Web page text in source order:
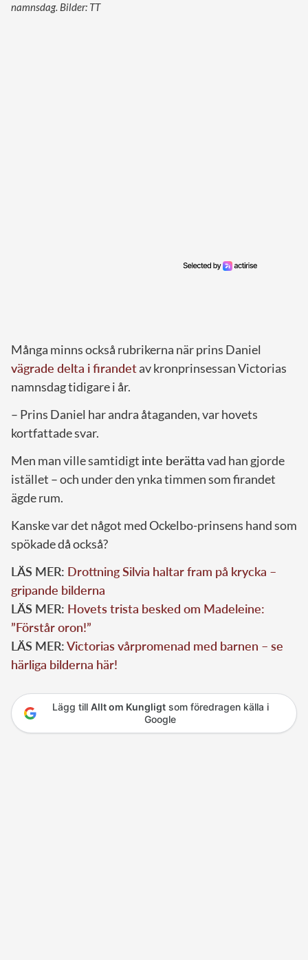
namnsdag. Bilder: TT
Många minns också rubrikerna när prins Daniel
vägrade delta i firandetav kronprinsessan Victorias
namnsdag tidigare i år.
– Prins Daniel har andra åtaganden, var hovets
kortfattade svar.
Men man ville samtidigt inte berättavad han gjorde
istället – och under den ynka timmen som firandet
ägde rum.
Kanske var det något med Ockelbo-prinsens hand som
spökade då också?
LÄS MER: Drottning Silvia haltar fram på krycka –
gripande bilderna
LÄS MER: Hovets trista besked om Madeleine:
”Förstår oron!”
LÄS MER:Victorias vårpromenad med barnen – se
härliga bilderna här!
Lägg till Allt om Kungligtsom föredragen källa i
Google